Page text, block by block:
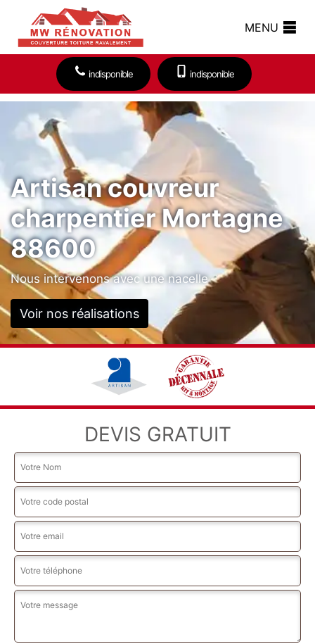
MENU
indisponible indisponible
Artisan couvreur
charpentier Mortagne
88600
Nous intervenons avec une nacelle
Voir nos réalisations
DEVIS GRATUIT